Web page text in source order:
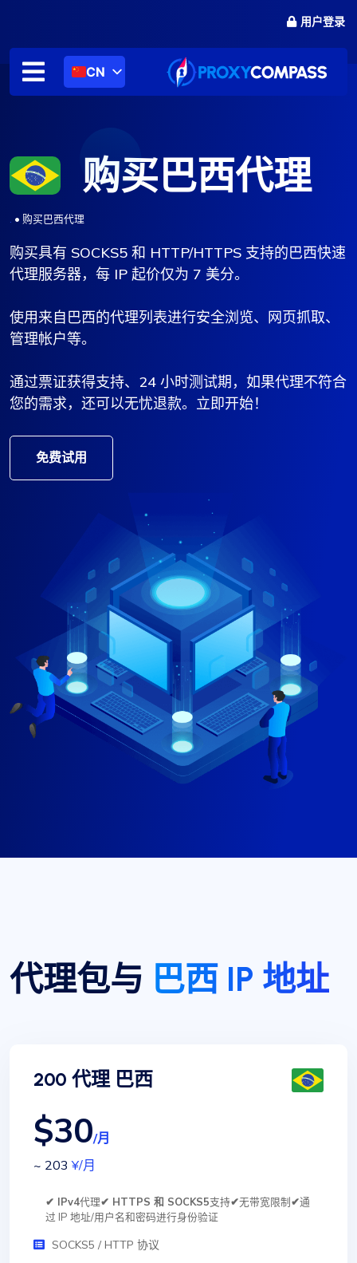
内
用户登录
CN
购买巴西代理
• 购买巴西代理
购买具有 SOCKS5 和 HTTP/HTTPS 支持的巴西快速
代理服务器，每 IP 起价仅为 7 美分。
使用来自巴西的代理列表进行安全浏览、网页抓取、
管理帐户等。
通过票证获得支持、24 小时测试期，如果代理不符合
您的需求，还可以无忧退款。立即开始！
免费试用
代理包与 巴西 IP 地址
200 代理 巴西
$30/月
~ 203¥/月
✔ IPv4代理✔ HTTPS 和 SOCKS5支持✔无带宽限制✔通
过 IP 地址/用户名和密码进行身份验证
SOCKS5 / HTTP 协议